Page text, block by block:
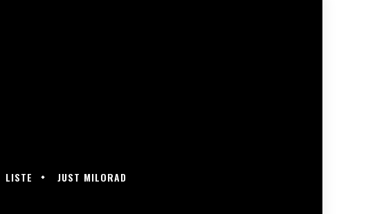
LISTE JUST MILORAD